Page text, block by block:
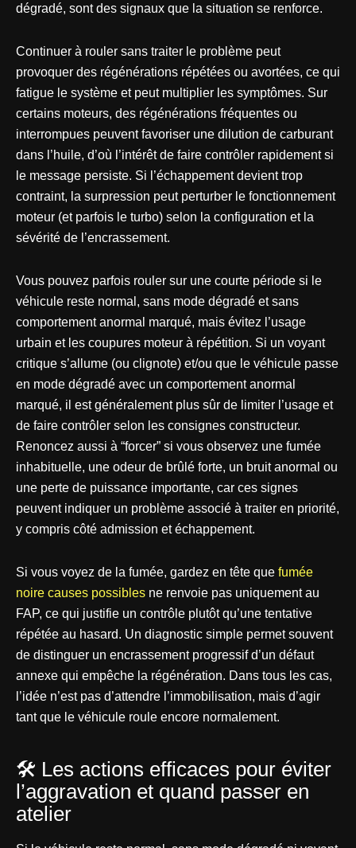
dégradé, sont des signaux que la situation se renforce.
Continuer à rouler sans traiter le problème peut
provoquer des régénérations répétées ou avortées, ce qui
fatigue le système et peut multiplier les symptômes. Sur
certains moteurs, des régénérations fréquentes ou
interrompues peuvent favoriser une dilution de carburant
dans l’huile, d’où l’intérêt de faire contrôler rapidement si
le message persiste. Si l’échappement devient trop
contraint, la surpression peut perturber le fonctionnement
moteur (et parfois le turbo) selon la configuration et la
sévérité de l’encrassement.
Vous pouvez parfois rouler sur une courte période si le
véhicule reste normal, sans mode dégradé et sans
comportement anormal marqué, mais évitez l’usage
urbain et les coupures moteur à répétition. Si un voyant
critique s’allume (ou clignote) et/ou que le véhicule passe
en mode dégradé avec un comportement anormal
marqué, il est généralement plus sûr de limiter l’usage et
de faire contrôler selon les consignes constructeur.
Renoncez aussi à “forcer” si vous observez une fumée
inhabituelle, une odeur de brûlé forte, un bruit anormal ou
une perte de puissance importante, car ces signes
peuvent indiquer un problème associé à traiter en priorité,
y compris côté admission et échappement.
Si vous voyez de la fumée, gardez en tête que fumée
noire causes possibles ne renvoie pas uniquement au
FAP, ce qui justifie un contrôle plutôt qu’une tentative
répétée au hasard. Un diagnostic simple permet souvent
de distinguer un encrassement progressif d’un défaut
annexe qui empêche la régénération. Dans tous les cas,
l’idée n’est pas d’attendre l’immobilisation, mais d’agir
tant que le véhicule roule encore normalement.
🛠️ Les actions efficaces pour éviter
l’aggravation et quand passer en
atelier